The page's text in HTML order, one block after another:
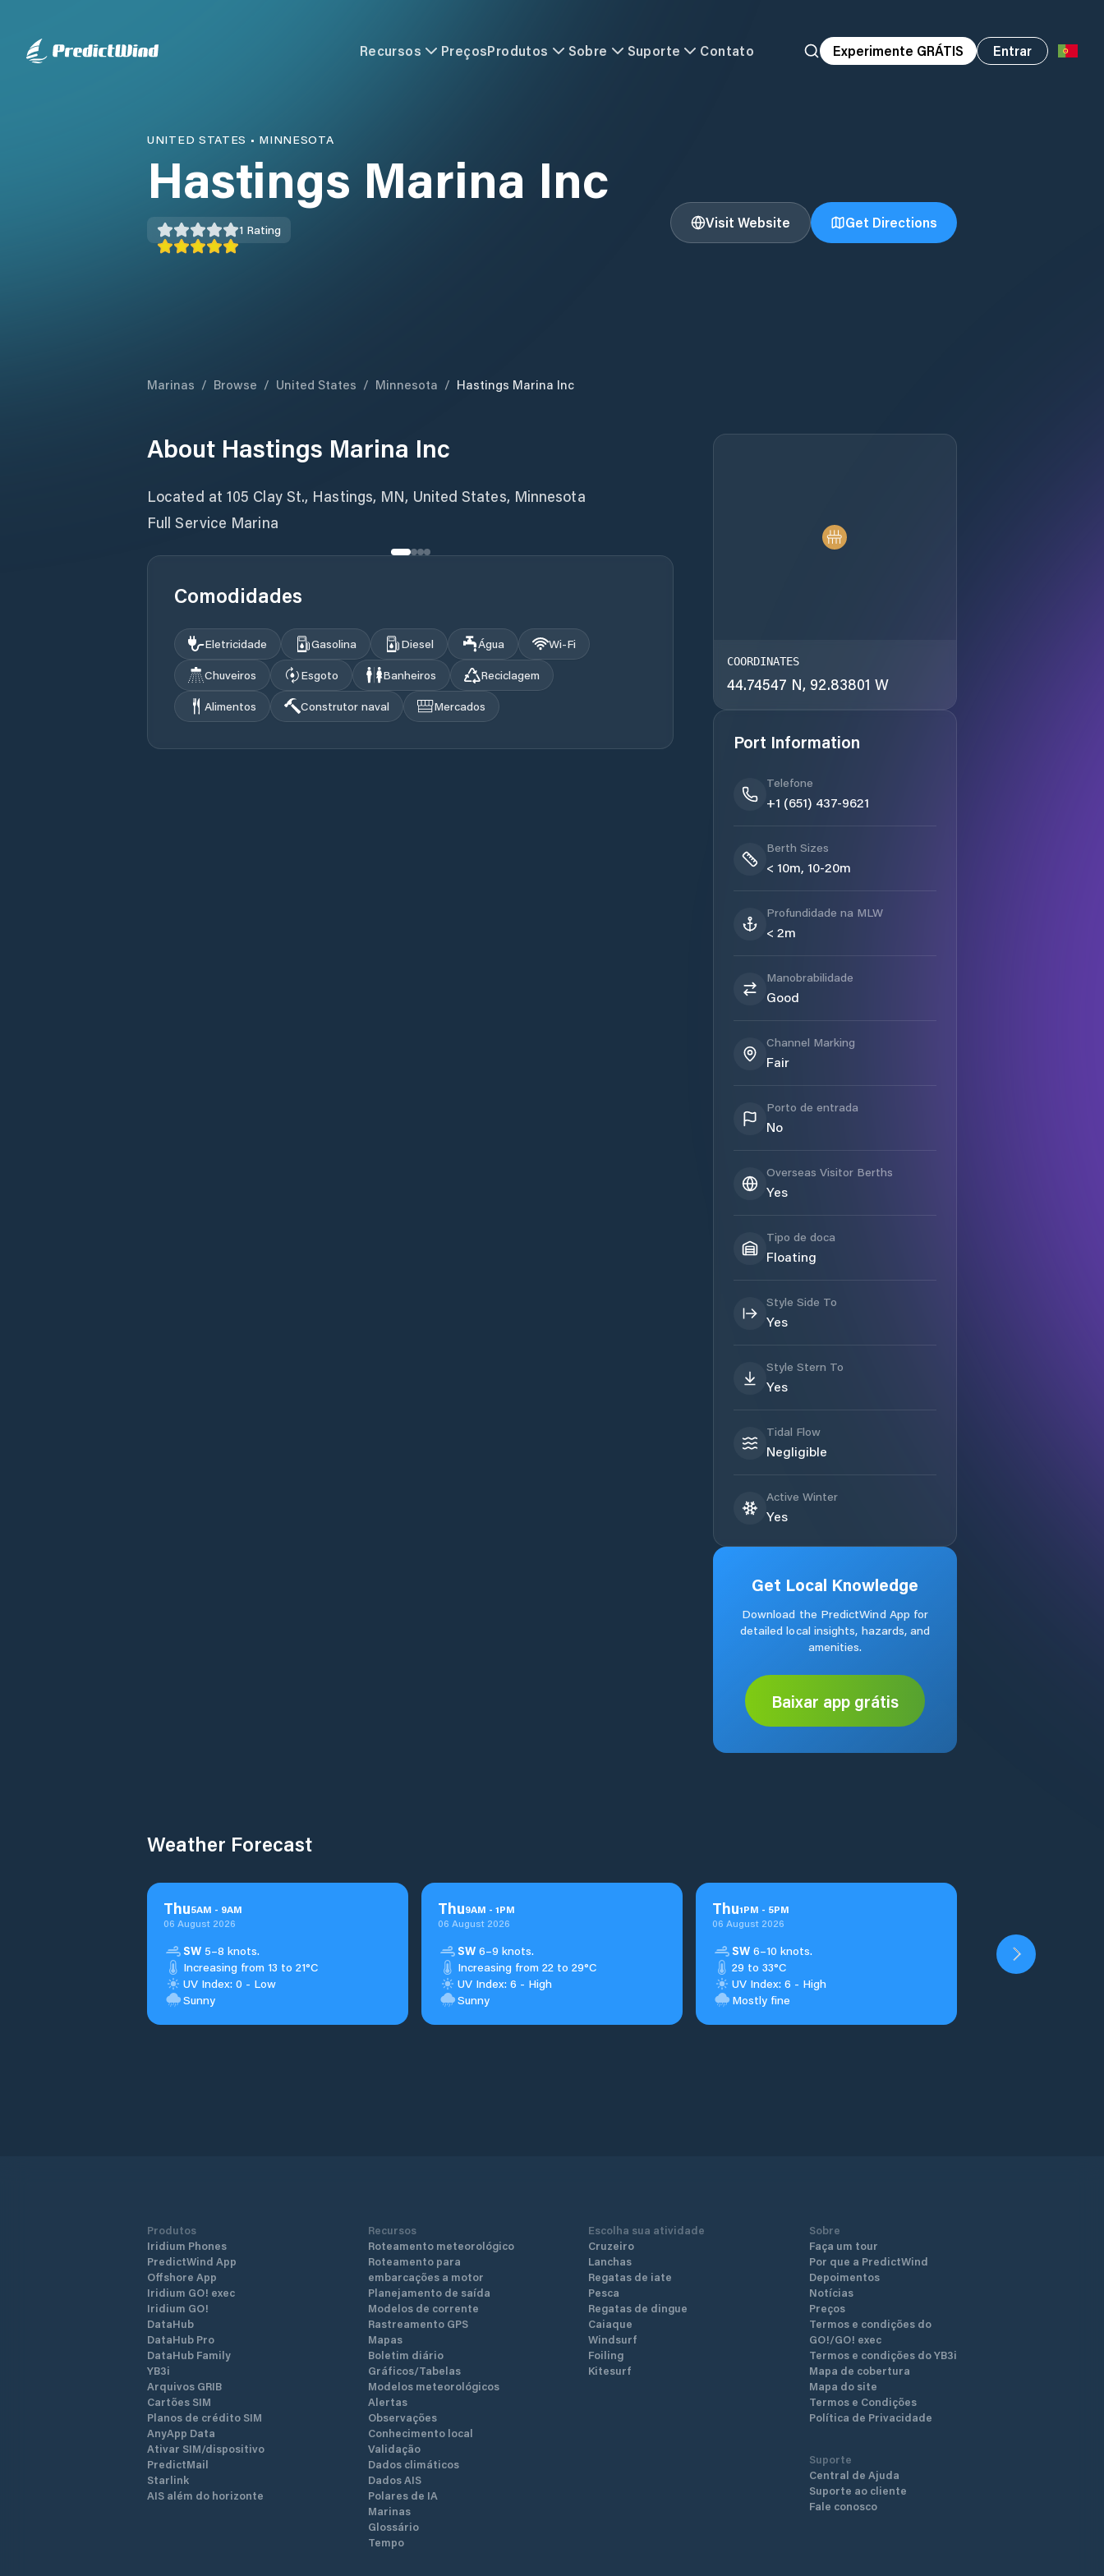
Recursos PreçosProdutos Sobre Suporte Contato Experimente GRÁTIS Entrar
UNITED STATES • MINNESOTA
Hastings Marina Inc
1 Rating Visit Website Get Directions
Marinas / Browse / United States / Minnesota / Hastings Marina Inc
About Hastings Marina Inc
Located at 105 Clay St., Hastings, MN, United States, Minnesota
Full Service Marina
Comodidades
Eletricidade Gasolina Diesel Água
Wi‑Fi
Chuveiros
Esgoto Banheiros
Reciclagem
Alimentos
Construtor naval Mercados
COORDINATES
44.74547 N, 92.83801 W
Port Information
Telefone
+1 (651) 437-9621
Berth Sizes
< 10m, 10-20m
Profundidade na MLW
< 2m
Manobrabilidade
Good
Channel Marking
Fair
Porto de entrada
No
Overseas Visitor Berths
Yes
Tipo de doca
Floating
Style Side To
Yes
Style Stern To
Yes
Tidal Flow
Negligible
Active Winter
Yes
Get Local Knowledge
Download the PredictWind App for
detailed local insights, hazards, and
amenities.
Baixar app grátis
Weather Forecast
Thu5AM - 9AM
06 August 2026
SW 5–8 knots.
Increasing from 13 to 21°C
UV Index: 0 - Low
Sunny
Thu9AM - 1PM
06 August 2026
SW 6–9 knots.
Increasing from 22 to 29°C
UV Index: 6 - High
Sunny
Thu1PM - 5PM
06 August 2026
SW 6–10 knots.
29 to 33°C
UV Index: 6 - High
Mostly fine
Produtos
Iridium Phones
PredictWind App
Offshore App
Iridium GO! exec
Iridium GO!
DataHub
DataHub Pro
DataHub Family
YB3i
Arquivos GRIB
Cartões SIM
Planos de crédito SIM
AnyApp Data
Ativar SIM/dispositivo
PredictMail
Starlink
AIS além do horizonte
Recursos
Roteamento meteorológico
Roteamento para
embarcações a motor
Planejamento de saída
Modelos de corrente
Rastreamento GPS
Mapas
Boletim diário
Gráficos/Tabelas
Modelos meteorológicos
Alertas
Observações
Conhecimento local
Validação
Dados climáticos
Dados AIS
Polares de IA
Marinas
Glossário
Tempo
Escolha sua atividade
Cruzeiro
Lanchas
Regatas de iate
Pesca
Regatas de dingue
Caiaque
Windsurf
Foiling
Kitesurf
Sobre
Faça um tour
Por que a PredictWind
Depoimentos
Notícias
Preços
Termos e condições do
GO!/GO! exec
Termos e condições do YB3i
Mapa de cobertura
Mapa do site
Termos e Condições
Política de Privacidade
Suporte
Central de Ajuda
Suporte ao cliente
Fale conosco